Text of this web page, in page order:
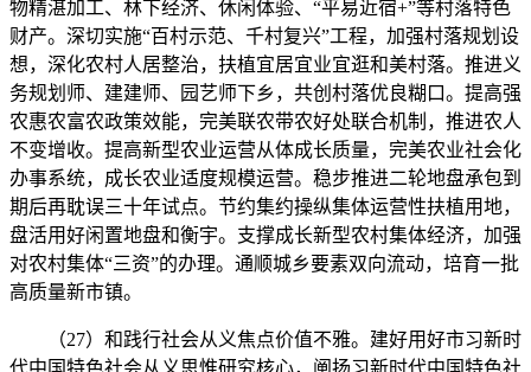
物精湛加工、林下经济、休闲体验、“平易近宿+”等村落特色
财产。深切实施“百村示范、千村复兴”工程，加强村落规划设
想，深化农村人居整治，扶植宜居宜业宜逛和美村落。推进义
务规划师、建建师、园艺师下乡，共创村落优良糊口。提高强
农惠农富农政策效能，完美联农带农好处联合机制，推进农人
不变增收。提高新型农业运营从体成长质量，完美农业社会化
办事系统，成长农业适度规模运营。稳步推进二轮地盘承包到
期后再耽误三十年试点。节约集约操纵集体运营性扶植用地，
盘活用好闲置地盘和衡宇。支撑成长新型农村集体经济，加强
对农村集体“三资”的办理。通顺城乡要素双向流动，培育一批
高质量新市镇。
（27）和践行社会从义焦点价值不雅。建好用好市习新时
代中国特色社会从义思惟研究核心，阐扬习新时代中国特色社